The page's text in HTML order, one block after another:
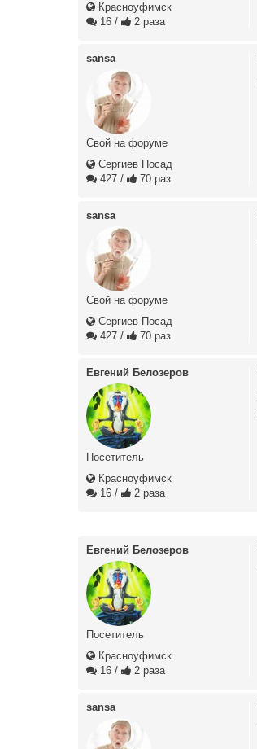
Красноуфимск
16 / 2 раза
sansa
Свой на форуме
Сергиев Посад
427 / 70 раз
sansa
Свой на форуме
Сергиев Посад
427 / 70 раз
Евгений Белозеров
Посетитель
Красноуфимск
16 / 2 раза
Евгений Белозеров
Посетитель
Красноуфимск
16 / 2 раза
sansa